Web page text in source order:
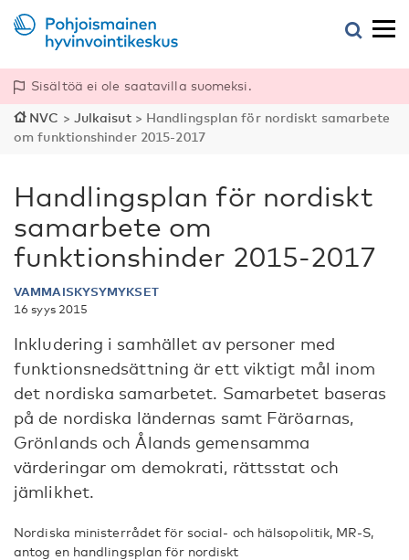
Sisältöä ei ole saatavilla suomeksi.
NVC > Julkaisut> Handlingsplan för nordiskt samarbete
om funktionshinder 2015-2017
Handlingsplan för nordiskt
samarbete om
funktionshinder 2015-2017
VAMMAISKYSYMYKSET
16 syys 2015
Inkludering i samhället av personer med
funktionsnedsättning är ett viktigt mål inom
det nordiska samarbetet. Samarbetet baseras
på de nordiska ländernas samt Färöarnas,
Grönlands och Ålands gemensamma
värderingar om demokrati, rättsstat och
jämlikhet.
Nordiska ministerrådet för social- och hälsopolitik, MR-S,
antog en handlingsplan för nordiskt